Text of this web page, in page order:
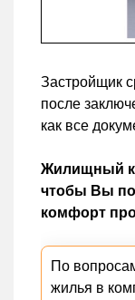
Застройщик
после
как все
Жилищный
чтобы Вы
комфорт
По
жилья в